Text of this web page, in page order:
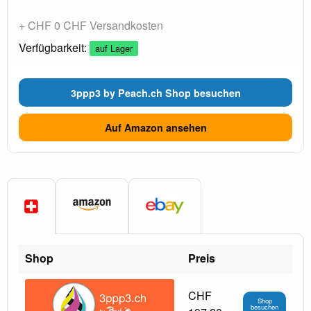
+ CHF 0 CHF Versandkosten
Verfügbarkeit:
auf Lager
3ppp3 by Peach.ch Shop besuchen
Auf Amazon ansehen
Shop Preis
CHF
Shop
besuchen